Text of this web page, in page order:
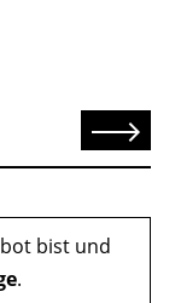
Senden
bist und
.